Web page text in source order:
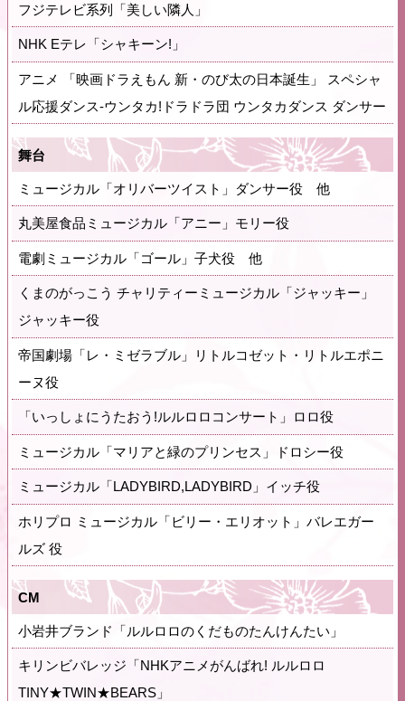
フジテレビ系列「美しい隣人」
NHK Eテレ「シャキーン!」
アニメ 「映画ドラえもん 新・のび太の日本誕生」 スペシャ
ル応援ダンス-ウンタカ!ドラドラ団 ウンタカダンス ダンサー
舞台
ミュージカル「オリバーツイスト」ダンサー役 他
丸美屋食品ミュージカル「アニー」モリー役
電劇ミュージカル「ゴール」子犬役 他
くまのがっこう チャリティーミュージカル「ジャッキー」
ジャッキー役
帝国劇場「レ・ミゼラブル」リトルコゼット・リトルエポニ
ーヌ役
「いっしょにうたおう!ルルロロコンサート」ロロ役
ミュージカル「マリアと緑のプリンセス」ドロシー役
ミュージカル「LADYBIRD,LADYBIRD」イッチ役
ホリプロ ミュージカル「ビリー・エリオット」バレエガー
ルズ 役
CM
小岩井ブランド「ルルロロのくだものたんけんたい」
キリンビバレッジ「NHKアニメがんばれ! ルルロロ
TINY★TWIN★BEARS」